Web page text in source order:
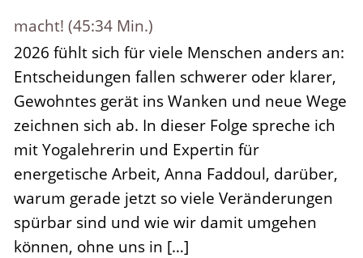
macht! (45:34 Min.)
2026 fühlt sich für viele Menschen anders an:
Entscheidungen fallen schwerer oder klarer,
Gewohntes gerät ins Wanken und neue Wege
zeichnen sich ab. In dieser Folge spreche ich
mit Yogalehrerin und Expertin für
energetische Arbeit, Anna Faddoul, darüber,
warum gerade jetzt so viele Veränderungen
spürbar sind und wie wir damit umgehen
können, ohne uns in […]